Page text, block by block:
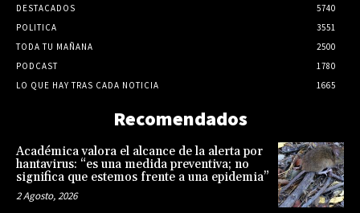
DESTACADOS
5740
POLITICA
3551
TODA TU MAÑANA
2500
PODCAST
1780
LO QUE HAY TRAS CADA NOTICIA
1665
Recomendados
Académica valora el alcance de la alerta por
hantavirus: “es una medida preventiva; no
significa que estemos frente a una epidemia”
2 Agosto, 2026